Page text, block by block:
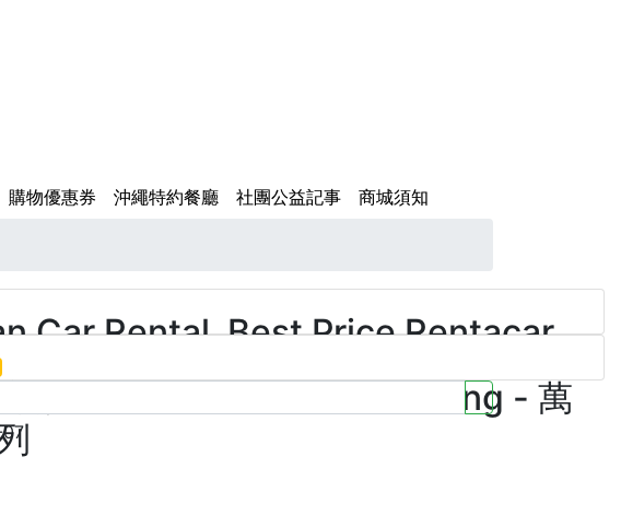
購物優惠券 沖繩特約餐廳 社團公益記事 商城須知
Car Rental_Best Price Rentacar
車 #PR #訂車網
房教學 】Reservation Teaching - 萬